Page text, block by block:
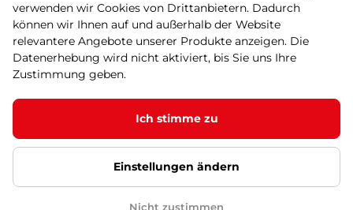
Wiederufsbelehrung mit Link
zum Formular
Batterieentsorgung
Informationen zu Elektro-
und Elektonikgeräten
Widerruf erklären
© 2026 SEVEN SPORT s.r.o Alle Rechte vorbehalten1
Datenschutzgrundsätze Google Datenschutz Google
Partnerseiten Cookie-Einstellungen
verwenden wir Cookies von Drittanbietern. Dadurch
können wir Ihnen auf und außerhalb der Website
relevantere Angebote unserer Produkte anzeigen. Die
Datenerhebung wird nicht aktiviert, bis Sie uns Ihre
Zustimmung geben.
Ich stimme zu
Einstellungen ändern
Nicht zustimmen